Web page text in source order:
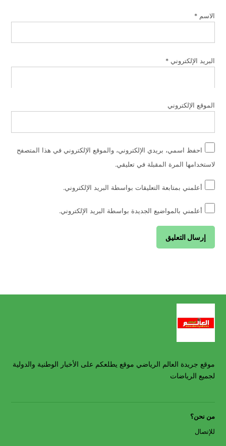
الاسم*
البريد الإلكتروني*
الموقع الإلكتروني
احفظ اسمي، بريدي الإلكتروني، والموقع الإلكتروني في هذا المتصفح
لاستخدامها المرة المقبلة في تعليقي.
أعلمني بمتابعة التعليقات بواسطة البريد الإلكتروني.
أعلمني بالمواضيع الجديدة بواسطة البريد الإلكتروني.
موقع جريدة العالم الرياضي موقع يطلعكم على الأخبار الوطنية والدولية
لجميع الرياضات
من نحن؟
للإتصال